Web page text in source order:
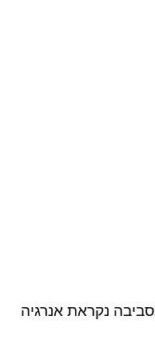
נקראת אנרגיה